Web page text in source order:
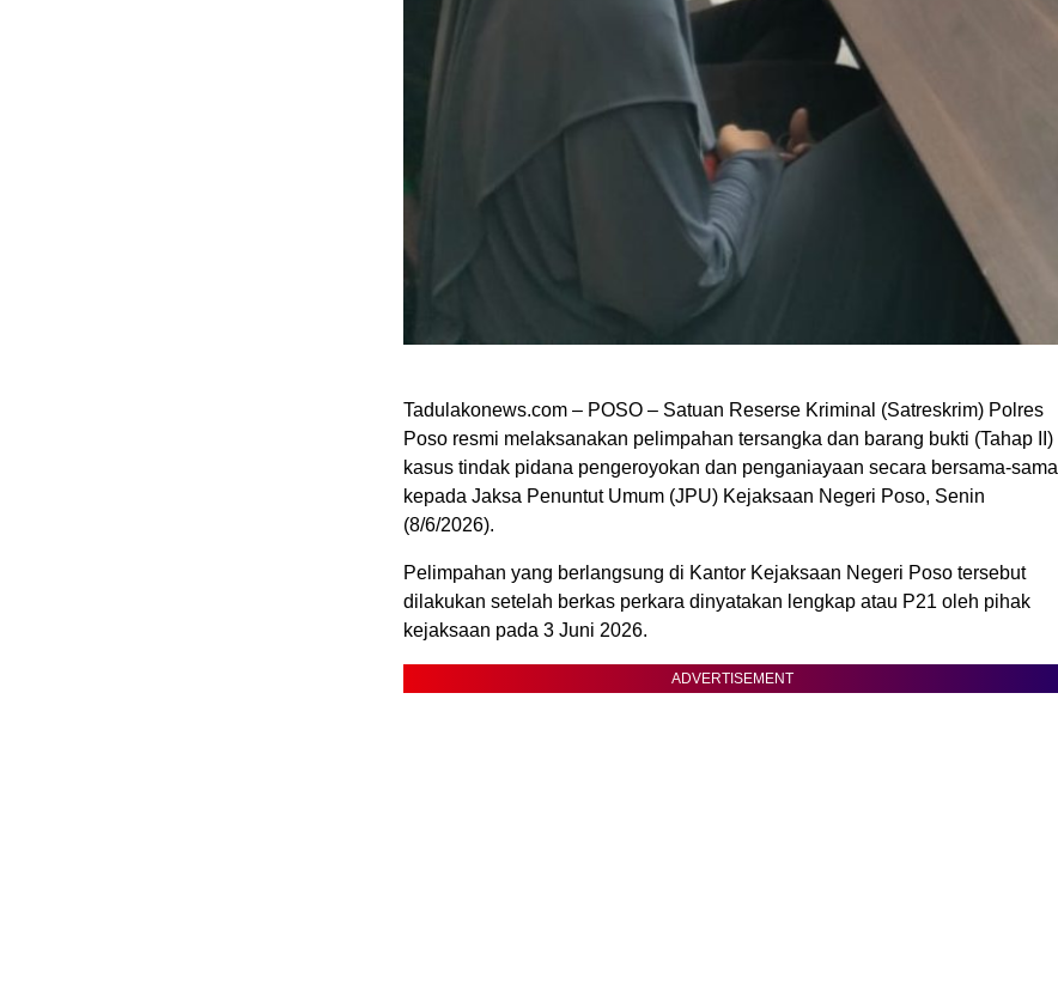
Tadulakonews.com – POSO – Satuan Reserse Kriminal (Satreskrim) Polres
Poso resmi melaksanakan pelimpahan tersangka dan barang bukti (Tahap II)
kasus tindak pidana pengeroyokan dan penganiayaan secara bersama-sama
kepada Jaksa Penuntut Umum (JPU) Kejaksaan Negeri Poso, Senin
(8/6/2026).
Pelimpahan yang berlangsung di Kantor Kejaksaan Negeri Poso tersebut
dilakukan setelah berkas perkara dinyatakan lengkap atau P21 oleh pihak
kejaksaan pada 3 Juni 2026.
ADVERTISEMENT